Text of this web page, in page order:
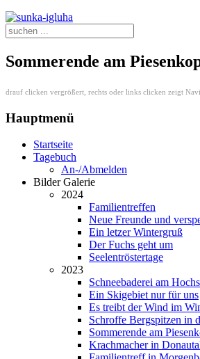
Sommerende am
drauf clicken vergrößert, rechts oder links clicken zeigt
Hauptmenü
Startseite
Tagebuch
An-/Abmelden
Bilder Galerie
2024
Familientreffen
Neue Freunde und
Ein letzer Wintergruß
Der Fuchs geht um
Seelentröstertage
2023
Schneebaderei am
Ein Skigebiet nur für uns
Es treibt der Wind im
Schroffe Bergspitzen in
Sommerende am
Krachmacher in